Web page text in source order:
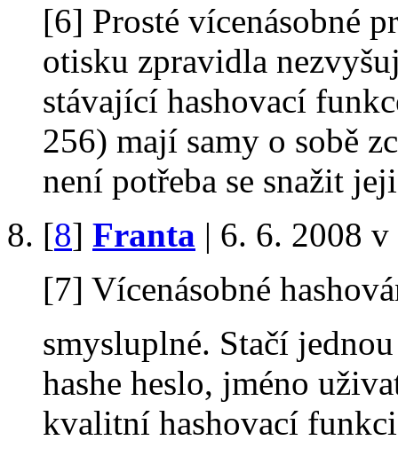
[6] Prosté vícenásobné
otisku zpravidla
stávající hashovací
256) mají samy o sobě
není potřeba se snažit
[8] Franta | 6. 6. 2008
[7] Vícenásobné
smysluplné. Stačí
hashe heslo, jméno
kvalitní hashovací